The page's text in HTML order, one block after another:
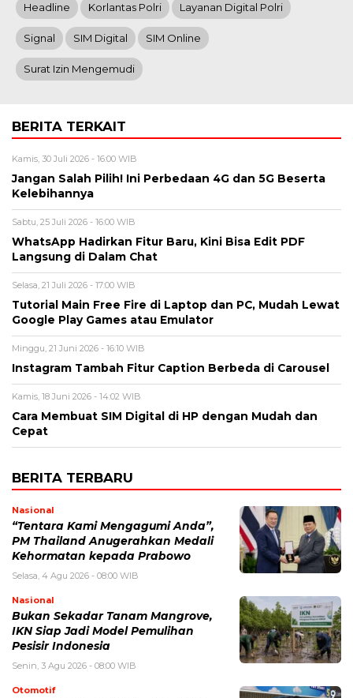
Headline Korlantas Polri Layanan Digital Polri
Signal SIM Digital SIM Online
Surat Izin Mengemudi
BERITA TERKAIT
Kamis, 30 Juli 2026 - 16:00 WIB
Jangan Salah Pilih! Ini Perbedaan 4G dan 5G Beserta
Kelebihannya
Sabtu, 25 Juli 2026 - 16:00 WIB
WhatsApp Hadirkan Fitur Baru, Kini Bisa Edit PDF
Langsung di Dalam Chat
Selasa, 21 Juli 2026 - 17:00 WIB
Tutorial Main Free Fire di Laptop dan PC, Mudah Lewat
Google Play Games atau Emulator
Minggu, 21 Juni 2026 - 16:10 WIB
Instagram Tambah Fitur Caption Berbeda di Carousel
Kamis, 18 Juni 2026 - 14:02 WIB
Cara Membuat SIM Digital di HP dengan Mudah dan
Cepat
BERITA TERBARU
Nasional
“Tentara Kami Mengagumi Anda”,
PM Thailand Anugerahkan Medali
Kehormatan kepada Prabowo
Selasa, 4 Agu 2026 - 08:00 WIB
Nasional
Bukan Sekadar Tanam Mangrove,
IKN Siap Jadi Model Pemulihan
Pesisir Indonesia
Senin, 3 Agu 2026 - 08:00 WIB
Otomotif